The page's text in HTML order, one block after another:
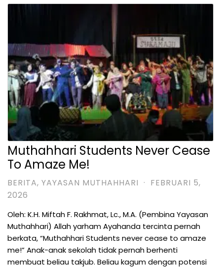
Muthahhari Students Never Cease
To Amaze Me!
BERITA, YAYASAN MUTHAHHARI · FEBRUARI 5,
2026
Oleh: K.H. Miftah F. Rakhmat, Lc., M.A. (Pembina Yayasan
Muthahhari) Allah yarham Ayahanda tercinta pernah
berkata, “Muthahhari Students never cease to amaze
me!” Anak-anak sekolah tidak pernah berhenti
membuat beliau takjub. Beliau kagum dengan potensi